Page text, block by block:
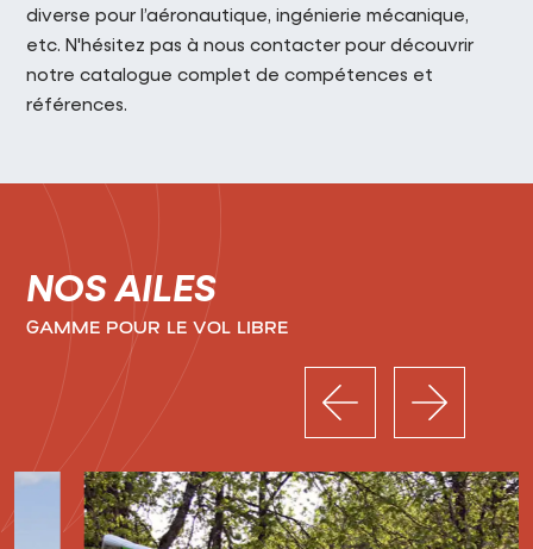
diverse pour l’aéronautique, ingénierie mécanique,
etc. N'hésitez pas à nous contacter pour découvrir
notre catalogue complet de compétences et
références.
NOS AILES
GAMME POUR LE VOL LIBRE